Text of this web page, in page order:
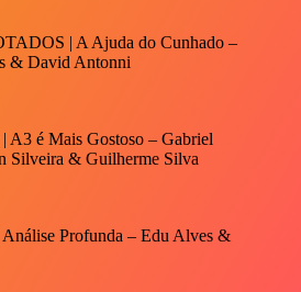
| A Ajuda do Cunhado –
& David Antonni
A3 é Mais Gostoso – Gabriel
Silveira & Guilherme Silva
Profunda – Edu Alves &